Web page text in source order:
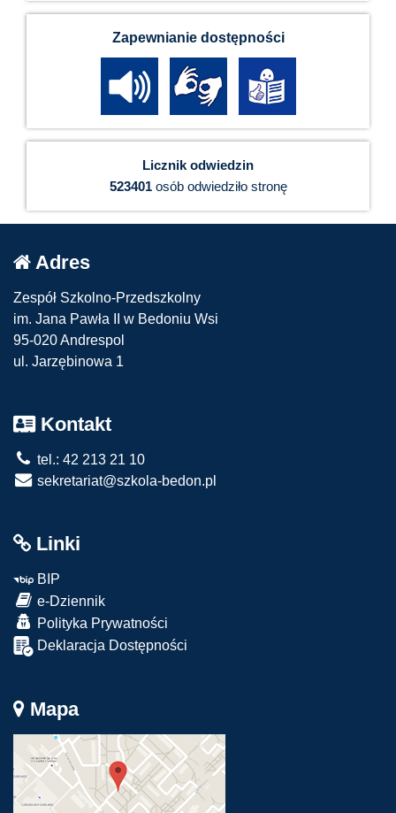
Zapewnianie dostępności
Licznik odwiedzin
523401osób odwiedziło stronę
Adres
Zespół Szkolno-Przedszkolny
im. Jana Pawła II w Bedoniu Wsi
95-020 Andrespol
ul. Jarzębinowa 1
Kontakt
tel.: 42 213 21 10
sekretariat@szkola-bedon.pl
Linki
BIP
e-Dziennik
Polityka Prywatności
Deklaracja Dostępności
Mapa